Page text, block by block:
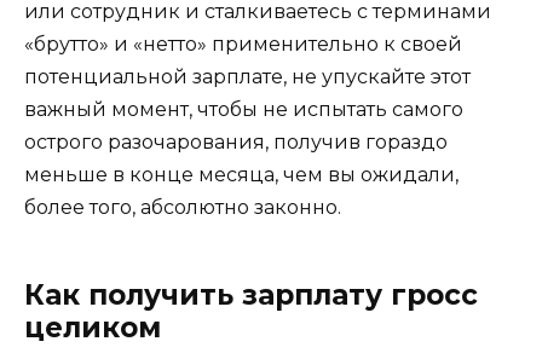
или сотрудник и сталкиваетесь с терминами
«брутто» и «нетто» применительно к своей
потенциальной зарплате, не упускайте этот
важный момент, чтобы не испытать самого
острого разочарования, получив гораздо
меньше в конце месяца, чем вы ожидали,
более того, абсолютно законно.
Как получить зарплату гросс
целиком